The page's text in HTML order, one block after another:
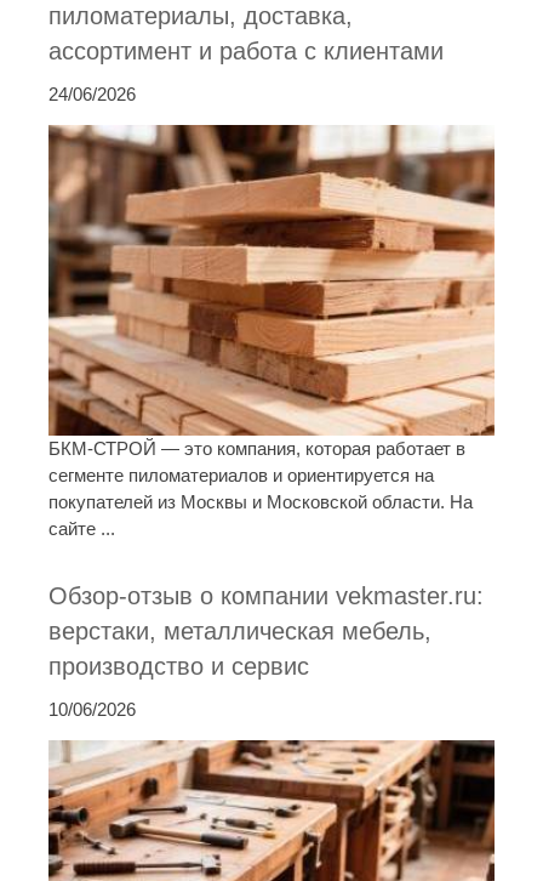
пиломатериалы, доставка,
ассортимент и работа с клиентами
24/06/2026
БКМ-СТРОЙ — это компания, которая работает в
сегменте пиломатериалов и ориентируется на
покупателей из Москвы и Московской области. На
сайте ...
Обзор-отзыв о компании vekmaster.ru:
верстаки, металлическая мебель,
производство и сервис
10/06/2026